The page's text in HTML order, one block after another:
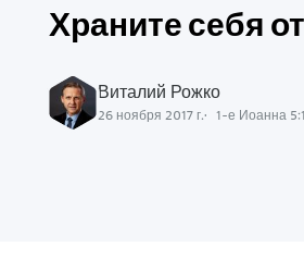
Храните себя
Виталий Рожко
26 ноября 2017 г. 1-е Иоанна 5: